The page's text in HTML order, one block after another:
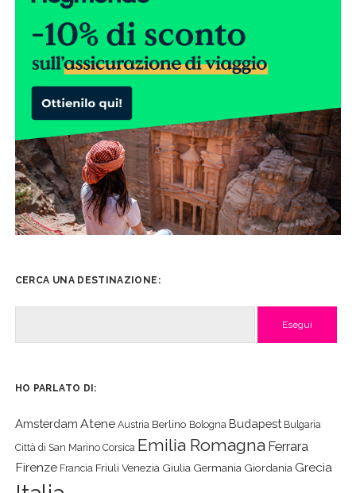
CERCA UNA DESTINAZIONE:
HO PARLATO DI:
Amsterdam Atene Austria Berlino Bologna Budapest Bulgaria
Città di San Marino Corsica Emilia Romagna Ferrara
Firenze Francia Friuli Venezia Giulia Germania Giordania Grecia